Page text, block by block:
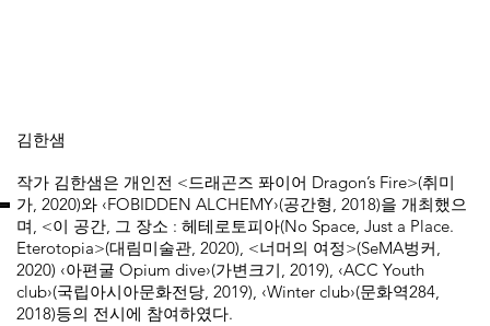
김한샘
작가 김한샘은 개인전 <드래곤즈 퐈이어 Dragon’s Fire>(취미
가, 2020)와 ‹FOBIDDEN ALCHEMY›(공간형, 2018)을 개최했으
며, <이 공간, 그 장소 : 헤테로토피아(No Space, Just a Place.
Eterotopia>(대림미술관, 2020), <너머의 여정>(SeMA벙커,
2020) ‹아편굴 Opium dive›(가변크기, 2019), ‹ACC Youth
club›(국립아시아문화전당, 2019), ‹Winter club›(문화역284,
2018)등의 전시에 참여하였다.